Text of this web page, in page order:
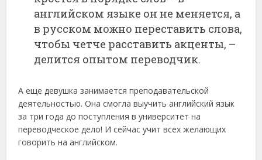
английском языке он не меняется, а
в русском можно переставить слова,
чтобы четче расставить акценты, –
делится опытом переводчик.
А еще девушка занимается преподавательской
деятельностью. Она смогла выучить английский язык
за три года до поступления в университет на
переводческое дело! И сейчас учит всех желающих
говорить на английском.